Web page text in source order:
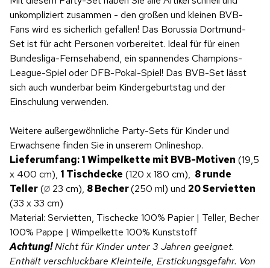
unkompliziert zusammen - den großen und kleinen BVB-
Fans wird es sicherlich gefallen! Das Borussia Dortmund-
Set ist für acht Personen vorbereitet. Ideal für für einen
Bundesliga-Fernsehabend, ein spannendes Champions-
League-Spiel oder DFB-Pokal-Spiel! Das BVB-Set lässt
sich auch wunderbar beim Kindergeburtstag und der
Einschulung verwenden.
Weitere außergewöhnliche Party-Sets für Kinder und
Erwachsene finden Sie in unserem Onlineshop.
Lieferumfang: 1 Wimpelkette mit BVB-Motiven (19,5
x 400 cm), 1 Tischdecke (120 x 180 cm), 8 runde
Teller(Ø 23 cm), 8 Becher(250 ml) und 20 Servietten
(33 x 33 cm)
Material: Servietten, Tischecke 100% Papier | Teller, Becher
100% Pappe | Wimpelkette 100% Kunststoff
Achtung!Nicht für Kinder unter 3 Jahren geeignet.
Enthält verschluckbare Kleinteile, Erstickungsgefahr. Von